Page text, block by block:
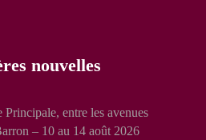
nouvelles
Principale, entre les avenues
– 10 au 14 août 2026